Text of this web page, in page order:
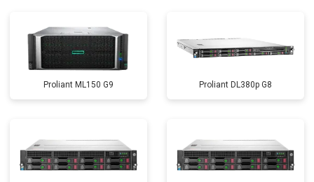
Proliant ML150 G9 Proliant DL380p G8